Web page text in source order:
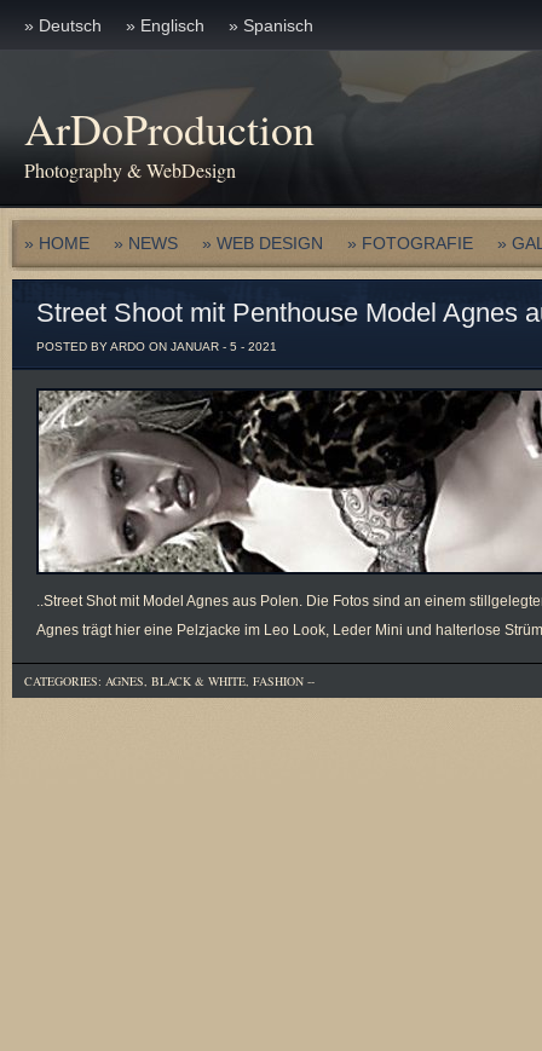
» Deutsch » Englisch » Spanisch
ArDoProduction
Photography & WebDesign
» HOME » NEWS » WEB DESIGN » FOTOGRAFIE »
Street Shoot mit Penthouse Model Agnes
POSTED BY ARDO ON JANUAR - 5 - 2021
..Street Shot mit Model Agnes aus Polen. Die Fotos sind an einem
Agnes trägt hier eine Pelzjacke im Leo Look, Leder Mini und halterlose
CATEGORIES: AGNES, BLACK & WHITE, FASHION --